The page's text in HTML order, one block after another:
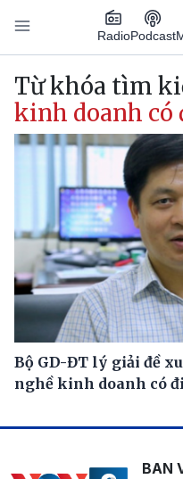
Nhảy đến nội dung
RadioPodcast
Main navigation
Từ khóa tìm
kinh doanh có
Bộ GD-ĐT lý giải đề
nghề kinh doanh có
BAN